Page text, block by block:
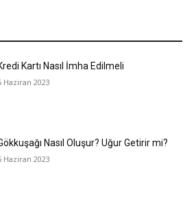
Kartı Nasıl İmha Edilmeli
Haziran 2023
Nasıl Oluşur? Uğur Getirir mi?
Haziran 2023